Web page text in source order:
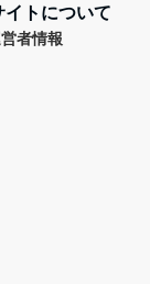
イトについて
者情報